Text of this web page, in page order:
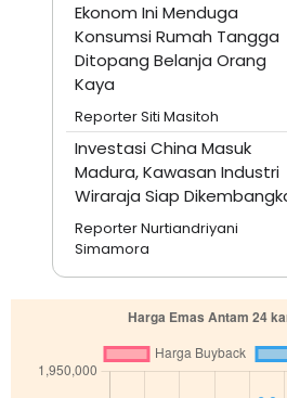
Ekonom Ini Menduga
Konsumsi Rumah Tangga
Ditopang Belanja Orang
Kaya
Reporter Siti Masitoh
Investasi China Masuk
Madura, Kawasan Industri
Wiraraja Siap
Reporter Nurtiandriyani
Simamora